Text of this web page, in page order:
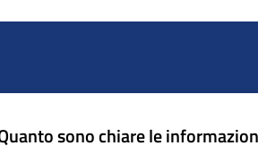
sono chiare le